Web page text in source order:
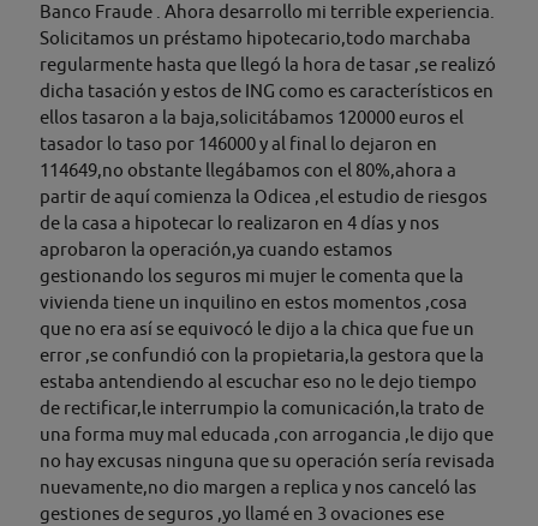
Banco Fraude . Ahora desarrollo mi terrible experiencia.
Solicitamos un préstamo hipotecario,todo marchaba
regularmente hasta que llegó la hora de tasar ,se realizó
dicha tasación y estos de ING como es característicos en
ellos tasaron a la baja,solicitábamos 120000 euros el
tasador lo taso por 146000 y al final lo dejaron en
114649,no obstante llegábamos con el 80%,ahora a
partir de aquí comienza la Odicea ,el estudio de riesgos
de la casa a hipotecar lo realizaron en 4 días y nos
aprobaron la operación,ya cuando estamos
gestionando los seguros mi mujer le comenta que la
vivienda tiene un inquilino en estos momentos ,cosa
que no era así se equivocó le dijo a la chica que fue un
error ,se confundió con la propietaria,la gestora que la
estaba antendiendo al escuchar eso no le dejo tiempo
de rectificar,le interrumpio la comunicación,la trato de
una forma muy mal educada ,con arrogancia ,le dijo que
no hay excusas ninguna que su operación sería revisada
nuevamente,no dio margen a replica y nos canceló las
gestiones de seguros ,yo llamé en 3 ovaciones ese